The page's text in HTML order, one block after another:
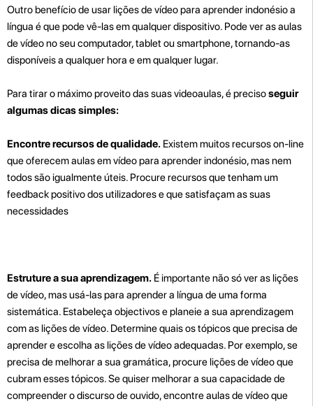
Outro benefício de usar lições de vídeo para aprender indonésio a
língua é que pode vê-las em qualquer dispositivo. Pode ver as aulas
de vídeo no seu computador, tablet ou smartphone, tornando-as
disponíveis a qualquer hora e em qualquer lugar.
Para tirar o máximo proveito das suas videoaulas, é precisoseguir
algumas dicas simples:
Encontre recursos de qualidade. Existem muitos recursos on-line
que oferecem aulas em vídeo para aprender indonésio, mas nem
todos são igualmente úteis. Procure recursos que tenham um
feedback positivo dos utilizadores e que satisfaçam as suas
necessidades
Estruture a sua aprendizagem. É importante não só ver as lições
de vídeo, mas usá-las para aprender a língua de uma forma
sistemática. Estabeleça objectivos e planeie a sua aprendizagem
com as lições de vídeo. Determine quais os tópicos que precisa de
aprender e escolha as lições de vídeo adequadas. Por exemplo, se
precisa de melhorar a sua gramática, procure lições de vídeo que
cubram esses tópicos. Se quiser melhorar a sua capacidade de
compreender o discurso de ouvido, encontre aulas de vídeo que